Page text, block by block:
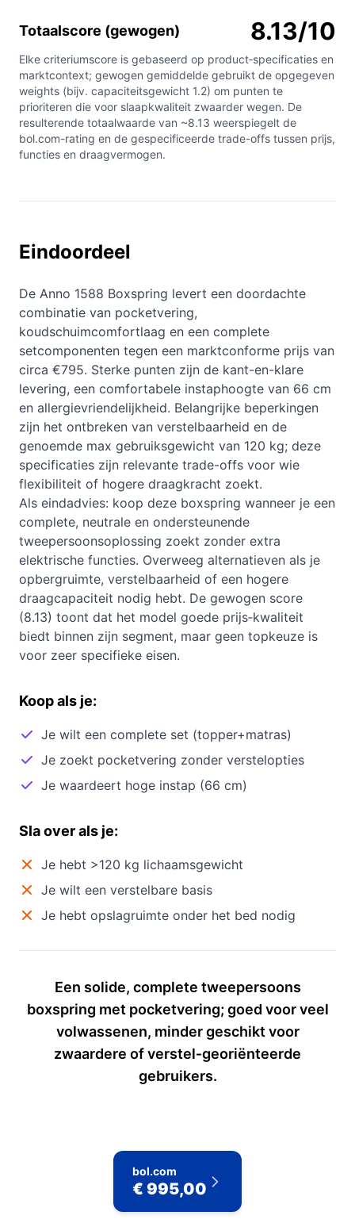
Totaalscore (gewogen) 8.13/10
Elke criteriumscore is gebaseerd op product‑specificaties en
marktcontext; gewogen gemiddelde gebruikt de opgegeven
weights (bijv. capaciteitsgewicht 1.2) om punten te
prioriteren die voor slaapkwaliteit zwaarder wegen. De
resulterende totaalwaarde van ~8.13 weerspiegelt de
bol.com-rating en de gespecificeerde trade-offs tussen prijs,
functies en draagvermogen.
Eindoordeel
De Anno 1588 Boxspring levert een doordachte
combinatie van pocketvering,
koudschuimcomfortlaag en een complete
setcomponenten tegen een marktconforme prijs van
circa €795. Sterke punten zijn de kant-en-klare
levering, een comfortabele instaphoogte van 66 cm
en allergievriendelijkheid. Belangrijke beperkingen
zijn het ontbreken van verstelbaarheid en de
genoemde max gebruiksgewicht van 120 kg; deze
specificaties zijn relevante trade-offs voor wie
flexibiliteit of hogere draagkracht zoekt.
Als eindadvies: koop deze boxspring wanneer je een
complete, neutrale en ondersteunende
tweepersoonsoplossing zoekt zonder extra
elektrische functies. Overweeg alternatieven als je
opbergruimte, verstelbaarheid of een hogere
draagcapaciteit nodig hebt. De gewogen score
(8.13) toont dat het model goede prijs‑kwaliteit
biedt binnen zijn segment, maar geen topkeuze is
voor zeer specifieke eisen.
Koop als je:
Je wilt een complete set (topper+matras)
Je zoekt pocketvering zonder verstelopties
Je waardeert hoge instap (66 cm)
Sla over als je:
Je hebt >120 kg lichaamsgewicht
Je wilt een verstelbare basis
Je hebt opslagruimte onder het bed nodig
Een solide, complete tweepersoons
boxspring met pocketvering; goed voor veel
volwassenen, minder geschikt voor
zwaardere of verstel‑georiënteerde
gebruikers.
bol.com
€ 995,00